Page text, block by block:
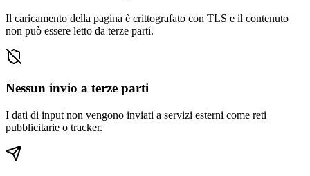
Il caricamento della pagina è crittografato con TLS e il contenuto
non può essere letto da terze parti.
Nessun invio a terze parti
I dati di input non vengono inviati a servizi esterni come reti
pubblicitarie o tracker.